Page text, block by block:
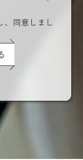
、同意しまし